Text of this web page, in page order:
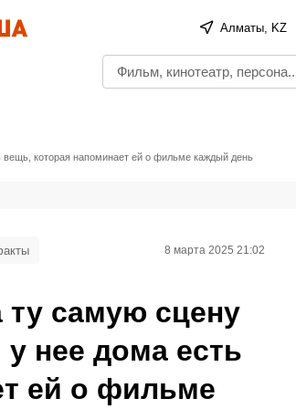
Алматы, KZ
которая напоминает ей о фильме каждый день
самую сцену
нее дома есть
ей о фильме
8 марта 2025 21:02